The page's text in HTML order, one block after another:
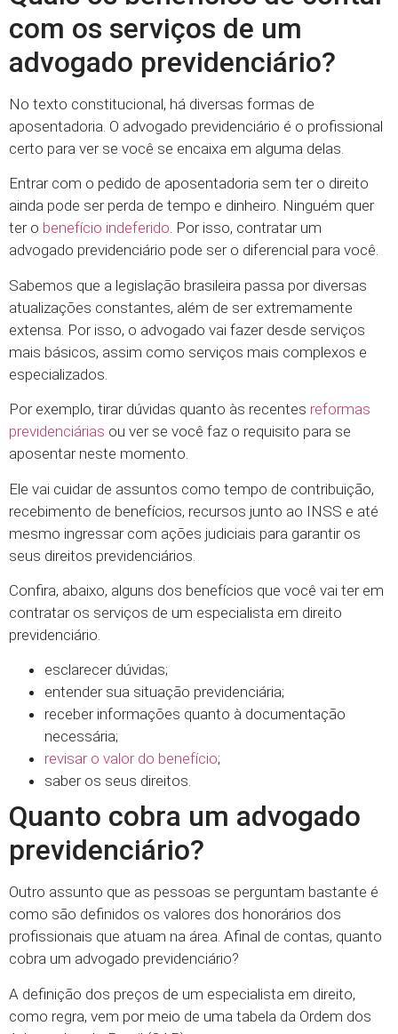
com os serviços de um
advogado previdenciário?
No texto constitucional, há diversas formas de
aposentadoria. O advogado previdenciário é o profissional
certo para ver se você se encaixa em alguma delas.
Entrar com o pedido de aposentadoria sem ter o direito
ainda pode ser perda de tempo e dinheiro. Ninguém quer
ter o benefício indeferido. Por isso, contratar um
advogado previdenciário pode ser o diferencial para você.
Sabemos que a legislação brasileira passa por diversas
atualizações constantes, além de ser extremamente
extensa. Por isso, o advogado vai fazer desde serviços
mais básicos, assim como serviços mais complexos e
especializados.
Por exemplo, tirar dúvidas quanto às recentes reformas
previdenciárias ou ver se você faz o requisito para se
aposentar neste momento.
Ele vai cuidar de assuntos como tempo de contribuição,
recebimento de benefícios, recursos junto ao INSS e até
mesmo ingressar com ações judiciais para garantir os
seus direitos previdenciários.
Confira, abaixo, alguns dos benefícios que você vai ter em
contratar os serviços de um especialista em direito
previdenciário.
esclarecer dúvidas;
entender sua situação previdenciária;
receber informações quanto à documentação
necessária;
revisar o valor do benefício;
saber os seus direitos.
Quanto cobra um advogado
previdenciário?
Outro assunto que as pessoas se perguntam bastante é
como são definidos os valores dos honorários dos
profissionais que atuam na área. Afinal de contas, quanto
cobra um advogado previdenciário?
A definição dos preços de um especialista em direito,
como regra, vem por meio de uma tabela da Ordem dos